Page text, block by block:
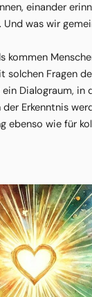
einander
was wir
kommen
solchen Fragen
Dialograum, in
der Erkenntnis
ebenso wie für